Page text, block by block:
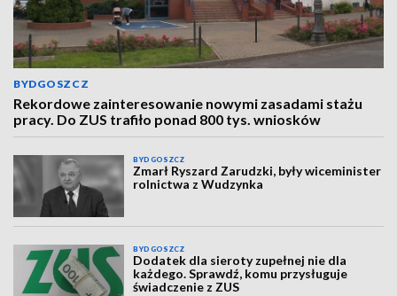
BYDGOSZCZ
Rekordowe zainteresowanie nowymi zasadami stażu
pracy. Do ZUS trafiło ponad 800 tys. wniosków
BYDGOSZCZ
Zmarł Ryszard Zarudzki, były wiceminister
rolnictwa z Wudzynka
BYDGOSZCZ
Dodatek dla sieroty zupełnej nie dla
każdego. Sprawdź, komu przysługuje
świadczenie z ZUS